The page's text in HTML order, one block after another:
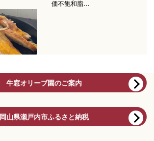
牛窓オリーブ園のご案内
岡山県瀬戸内市ふるさと納税